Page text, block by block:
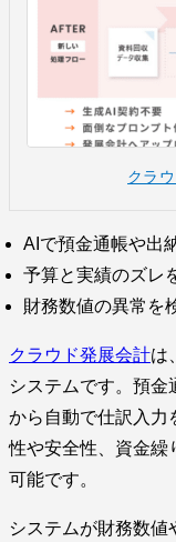
クラ
AIで預金通帳や出
予算と実績のズレ
財務数値の異常を
クラウド発展会計は
システムです。預金
から自動で仕訳入力
性や安全性、資金繰
可能です。
システムが財務数値